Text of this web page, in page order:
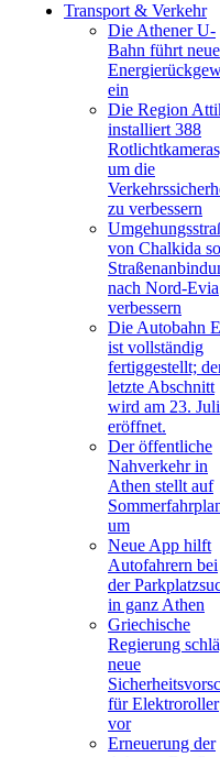
Transport & Verkehr
Die Athener U-
Bahn führt neue
ein
Die Region
installiert 388
um die
zu verbessern
von Chalkida
nach Nord-Evia
verbessern
Die Autobahn
ist vollständig
fertiggestellt;
letzte Abschnitt
wird am 23. Juli
eröffnet.
Der öffentliche
Nahverkehr in
Athen stellt auf
um
Neue App hilft
Autofahrern bei
der
in ganz Athen
Griechische
Regierung
neue
für Elektroroller
vor
Erneuerung der